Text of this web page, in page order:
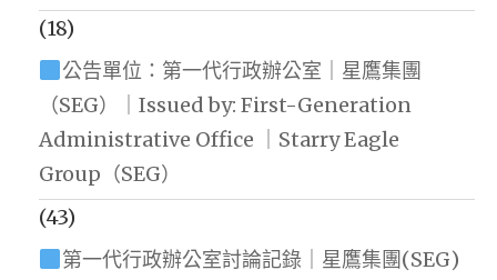
(18)
公告單位：第一代行政辦公室｜星鷹集團
（SEG）｜Issued by: First-Generation
Administrative Office ｜Starry Eagle
Group（SEG）
(43)
第一代行政辦公室討論記錄｜星鷹集團(SEG)